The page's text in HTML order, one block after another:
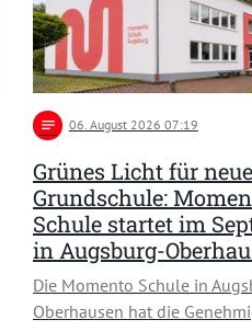
notes 06. August 2026 07:19
Grünes Licht für neue
Grundschule:
Schule startet im
in Augsburg-
Die Momento Schule in
Oberhausen hat die